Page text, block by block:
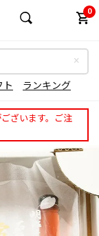
0
ト ランキング
ざいます。ご注